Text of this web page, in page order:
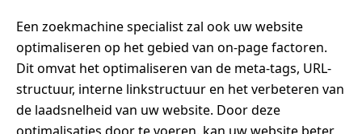
Een zoekmachine specialist zal ook uw website
optimaliseren op het gebied van on-page factoren.
Dit omvat het optimaliseren van de meta-tags, URL-
structuur, interne linkstructuur en het verbeteren van
de laadsnelheid van uw website. Door deze